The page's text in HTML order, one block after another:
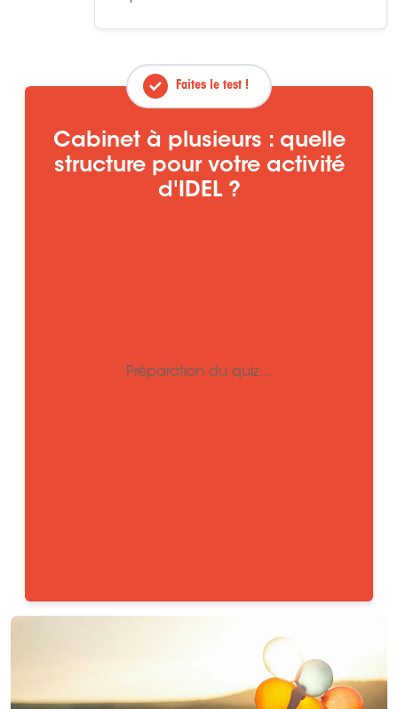
Faites le test !
Cabinet à plusieurs : quelle
structure pour votre activité
d'IDEL ?
Préparation du quiz...